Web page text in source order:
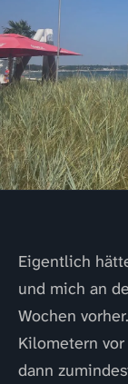
Eigentlich
und mich an
Wochen
Kilometern
dann